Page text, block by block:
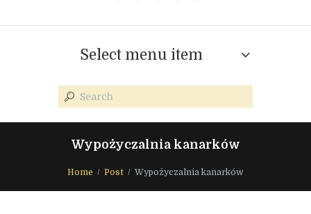
Select menu item
Wypożyczalnia kanarków
Home Post Wypożyczalnia kanarków